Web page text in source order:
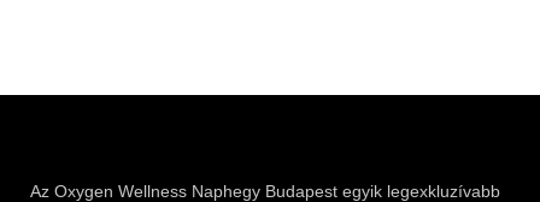
Az Oxygen Wellness Naphegy Budapest egyik legexkluzívabb